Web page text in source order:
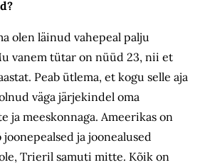
olen läinud vahepeal palju
vanem tütar on nüüd 23, nii et
Peab ütlema, et kogu selle aja
väga järjekindel oma
ja meeskonnaga. Ameerikas on
ja joonealused
Trieril samuti mitte. Kõik on